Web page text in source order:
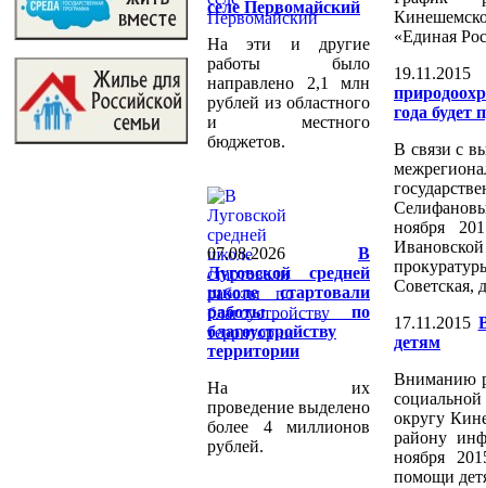
селе Первомайский
На эти и другие
работы было
направлено 2,1 млн
рублей из областного
и местного
бюджетов.
07.08.2026
️В
Луговской средней
школе стартовали
работы по
благоустройству
территории
На их
проведение выделено
более 4 миллионов
рублей.
«Единая
19.11.2015
года будет
В связи с
ноября
Советская,
17.11.2015
детям
Вниманию
округу
району
ноября
помощи